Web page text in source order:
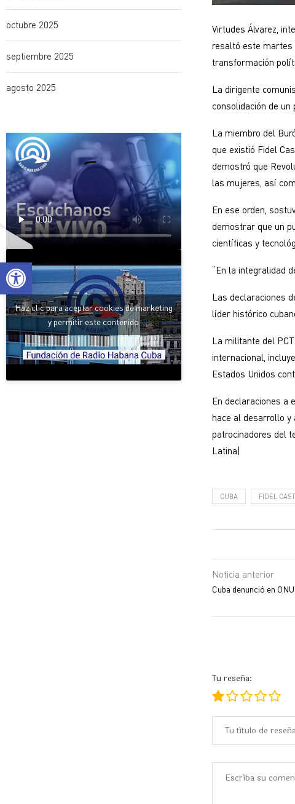
Abrir barra de herramientas
Virtudes Álvarez,
resaltó este martes
transformación
La dirigente
consolidación de
La miembro del
que existió Fidel
demostró que
las mujeres, así
En ese orden,
demostrar que un
científicas y
“En la integralidad
Las declaraciones
líder histórico
La militante del
internacional,
Estados Unidos
En declaraciones a
hace al desarrollo
patrocinadores del
Latina)
CUBA FIDEL
Noticia anterior
Cuba denunció en
Tu reseña:
octubre 2025
septiembre 2025
agosto 2025
Haz clic para aceptar cookies de marketing
y permitir este contenido